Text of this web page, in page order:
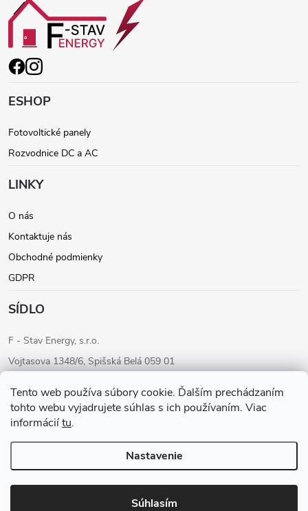
Tento web používa súbory cookie. Ďalším prechádzaním
tohto webu vyjadrujete súhlas s ich používaním. Viac
informáciítu.
Nastavenie
Súhlasím
á
p
ä
e
ESHOP
Fotovoltické panely
Rozvodnice DC a AC
LINKY
O nás
Kontaktuje nás
Obchodné podmienky
GDPR
SÍDLO
F - Stav Energy, s.r.o.
Vojtasova 1348/6, Spišská Belá 059 01
IČ DPH: SK2023283680
Konateľ: Ondrej Fudaly
Tel: +421 911 565 363
Copyright 2026F-STAV ENERGY. Všetky práva vyhradené.